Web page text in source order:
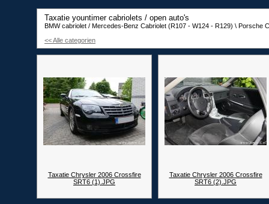
Taxatie yountimer cabriolets / open auto's
BMW cabriolet / Mercedes-Benz Cabriolet (R107 - W124 - R129) \ Porsche
<< Alle categorien
Taxatie Chrysler 2006 Crossfire
SRT6 (1).JPG
Taxatie Chrysler 2006 Crossfire
SRT6 (2).JPG